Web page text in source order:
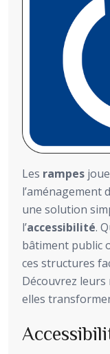
Les rampes
l’aménagement
une solution
l’accessibilité.
bâtiment public
ces structures
Découvrez
elles